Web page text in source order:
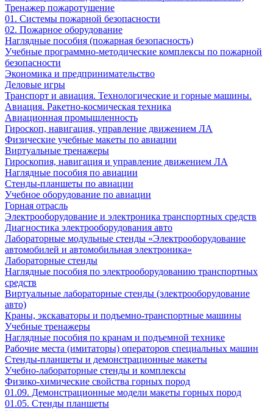
Тренажер пожаротушение
01. Системы пожарной безопасности
02. Пожарное оборудование
Наглядные пособия (пожарная безопасность)
Учебные программно-методические комплексы по пожарной
безопасности
Экономика и предпринимательство
Деловые игры
Транспорт и авиация. Технологические и горные машины.
Авиация. Ракетно-космическая техника
Авиационная промышленность
Гироскоп, навигация, управление движением ЛА
Физические учебные макеты по авиации
Виртуальные тренажеры
Гироскопия, навигация и управление движением ЛА
Наглядные пособия по авиации
Стенды-планшеты по авиации
Учебное оборудование по авиации
Горная отрасль
Электрооборудование и электроника транспортных средств
Диагностика электрооборудования авто
Лабораторные модульные стенды «Электрооборудование
автомобилей и автомобильная электроника»
Лабораторные стенды
Наглядные пособия по электрооборудованию транспортных
средств
Виртуальные лабораторные стенды (электрооборудование
авто)
Краны, экскаваторы и подъемно-транспортные машины
Учебные тренажеры
Наглядные пособия по кранам и подъемной технике
Рабочие места (имитаторы) операторов специальных машин
Стенды-планшеты и демонстрационные макеты
Учебно-лабораторные стенды и комплексы
Физико-химические свойства горных пород
01.09. Демонстрационные модели макеты горных пород
01.05. Стенды планшеты